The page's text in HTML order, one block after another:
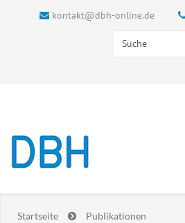
kontakt@dbh-online.de
Suchformular
Search this site
Startseite
Publikationen